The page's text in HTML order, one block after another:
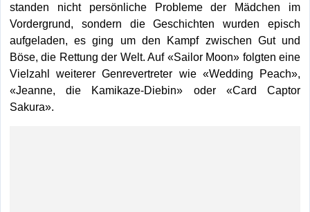
standen nicht persönliche Probleme der Mädchen im
Vordergrund, sondern die Geschichten wurden episch
aufgeladen, es ging um den Kampf zwischen Gut und
Böse, die Rettung der Welt. Auf «Sailor Moon» folgten eine
Vielzahl weiterer Genrevertreter wie «Wedding Peach»,
«Jeanne, die Kamikaze-Diebin» oder «Card Captor
Sakura».